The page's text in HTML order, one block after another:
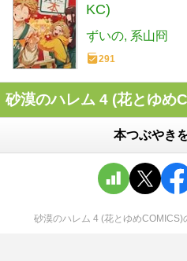
KC)
ずいの 系山冏
291
砂漠のハレム 4 (花とゆめ
本つぶやき
砂漠のハレム 4 (花とゆめCOMICS)